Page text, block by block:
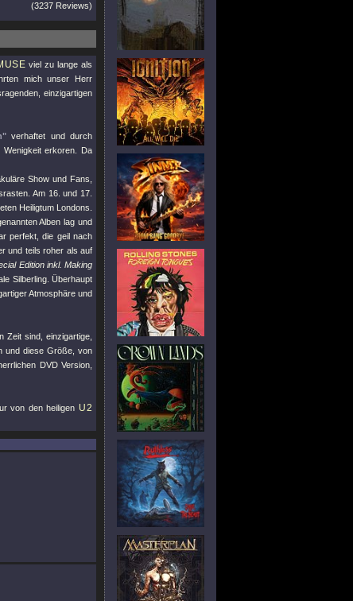
(3237 Reviews)
viel zu lange als
mich unser Herr
einzigartigen
verhaftet und durch
erkoren. Da
Show und Fans,
Am 16. und 17.
Heiligtum Londons.
Alben lag und
perfekt, die geil nach
und teils roher als auf
Edition inkl. Making
Silberling. Überhaupt
Atmosphäre und
Zeit sind, einzigartige,
und diese Größe, von
DVD Version,
von den heiligen U2